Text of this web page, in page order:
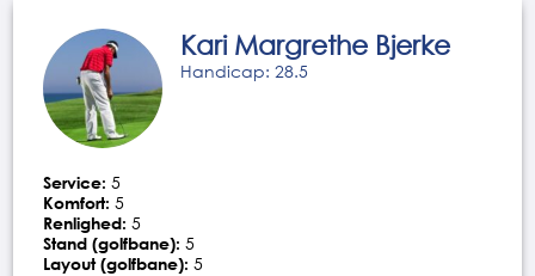
Kari Margrethe Bjerke
Handicap: 28.5
Service: 5
Komfort: 5
Renlighed: 5
Stand (golfbane): 5
Layout (golfbane): 5